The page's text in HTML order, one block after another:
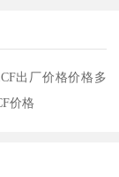
出厂价格价格多
价格